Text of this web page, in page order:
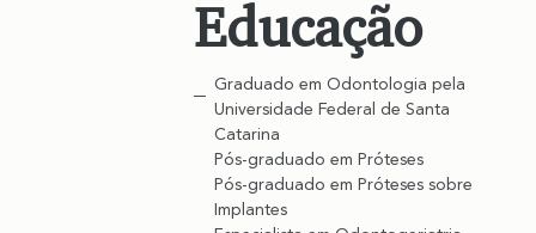
Educação
Graduado em Odontologia pela
Universidade Federal de Santa
Catarina
Pós-graduado em Próteses
Pós-graduado em Próteses sobre
Implantes